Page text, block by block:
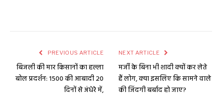
PREVIOUS ARTICLE
बिजली की मार किसानों का हल्ला
बोल प्रदर्शन: 1500 की आबादी 20
दिनों से अंधेरे में,
NEXT ARTICLE
मर्जी के बिना भी शादी क्यों कर लेते
हैं लोग, क्या इसलिए कि सामने वाले
की जिंदगी बर्बाद हो जाए?